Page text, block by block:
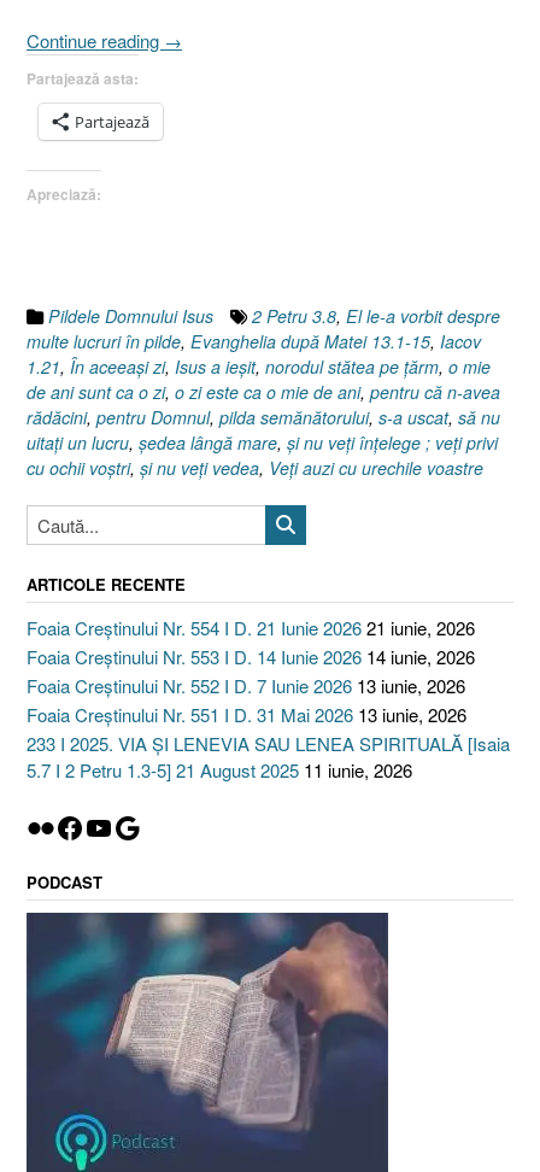
Continue reading „Pilda
Matei
→
Partajează asta:
Partajează
Apreciază:
Pildele Domnului Isus 2 Petru 3.8, El le-a vorbit despre
multe lucruri în pilde, Evanghelia după Matei 13.1-15, Iacov
1.21, În aceeaşi zi, Isus a ieşit, norodul stătea pe ţărm, o mie
de ani sunt ca o zi, o zi este ca o mie de ani, pentru că n-avea
rădăcini, pentru Domnul, pilda semănătorului, s-a uscat, să nu
uitaţi un lucru, şedea lângă mare, şi nu veţi înţelege ; veţi privi
cu ochii voştri, şi nu veţi vedea, Veţi auzi cu urechile voastre
ARTICOLE RECENTE
Foaia Creștinului Nr. 554 I D. 21 Iunie 202621 iunie, 2026
Foaia Creștinului Nr. 553 I D. 14 Iunie 2026 14 iunie, 2026
Foaia Creștinului Nr. 552 I D. 7 Iunie 2026 13 iunie, 2026
Foaia Creștinului Nr. 551 I D. 31 Mai 2026 13 iunie, 2026
233 I 2025. VIA ȘI LENEVIA SAU LENEA SPIRITUALĂ [Isaia
5.7 I 2 Petru 1.3-5] 21 August 2025 11 iunie, 2026
Flickr
Facebook
YouTube
Google
PODCAST